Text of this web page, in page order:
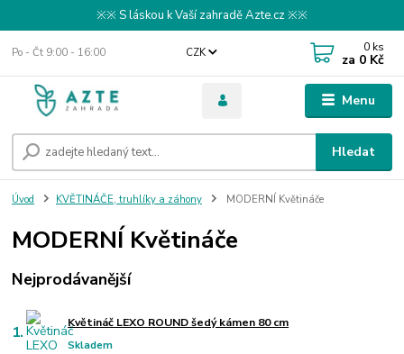
※※ S láskou k Vaší zahradě Azte.cz ※※
Menu
CZK
Hledat
Po - Čt 9:00 - 16:00 0 ks
za 0 Kč
Úvod KVĚTINÁČE, truhlíky a záhony MODERNÍ Květináče
MODERNÍ Květináče
Nejprodávanější
1. Květináč LEXO ROUND šedý kámen 80 cm
Skladem